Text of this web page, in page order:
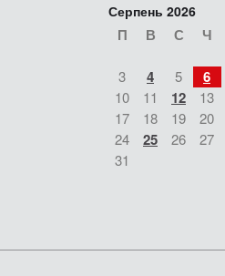
Серпень 2026
П В С Ч
3 4 5 6
10
11 12 13
17
18 19 20
24
25 26 27
31